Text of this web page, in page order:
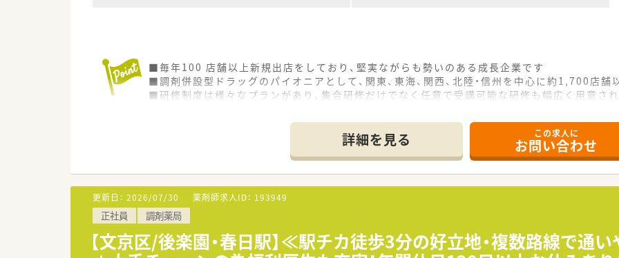
■毎年100 店舗以上新規出店をしており、堅実ながらも勢いのある成長企業です
■調剤併設型ドラッグのパイオニアとして、関東、東海、関西、北陸・信州を中心に約1,700店
■研修制度は様々なプランがあり、集合研修だけでなく任意で受講可能な研修も幅広く用意さ
■総合薬剤師・調剤薬剤師（土日休み・19時までの勤務）どちらかの働き方を選択できます
■調剤併設型だけでなく「医療モール・クリニック併設店舗」「敷地内薬局」「訪問調剤特化型
■在宅医療にも積極的取り組んでおり「訪問調剤特化型店舗」を50店舗以上、無菌調剤室は業
■「プラチナくるみん認定企業」「健康経営優良法人2023（大規模法人部門）認定」等を取得し
います
■充実した研修制度、人事制度、評価制度、キャリア支援制度等があるのも特徴です
詳細を見る この求人に
お問い合わせ
更新日： 2026/07/30 薬剤師求人ID： 193949
正社員 調剤薬局
【文京区/後楽園・春日駅】≪駅チカ徒歩3分の好立地・複数路線で